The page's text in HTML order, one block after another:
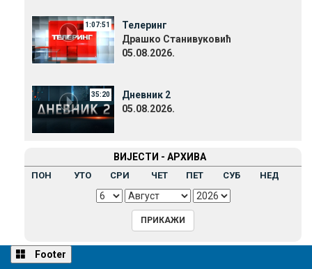
1:07:51
Телеринг
Драшко Станивуковић
05.08.2026.
35:20
Дневник 2
05.08.2026.
ВИЈЕСТИ - АРХИВА
ПОН УТО СРИ ЧЕТ ПЕТ СУБ НЕД
Footer